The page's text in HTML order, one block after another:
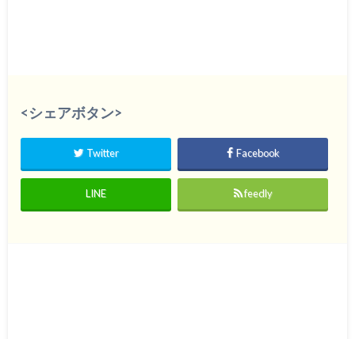
<シェアボタン>
Twitter Facebook
LINE feedly